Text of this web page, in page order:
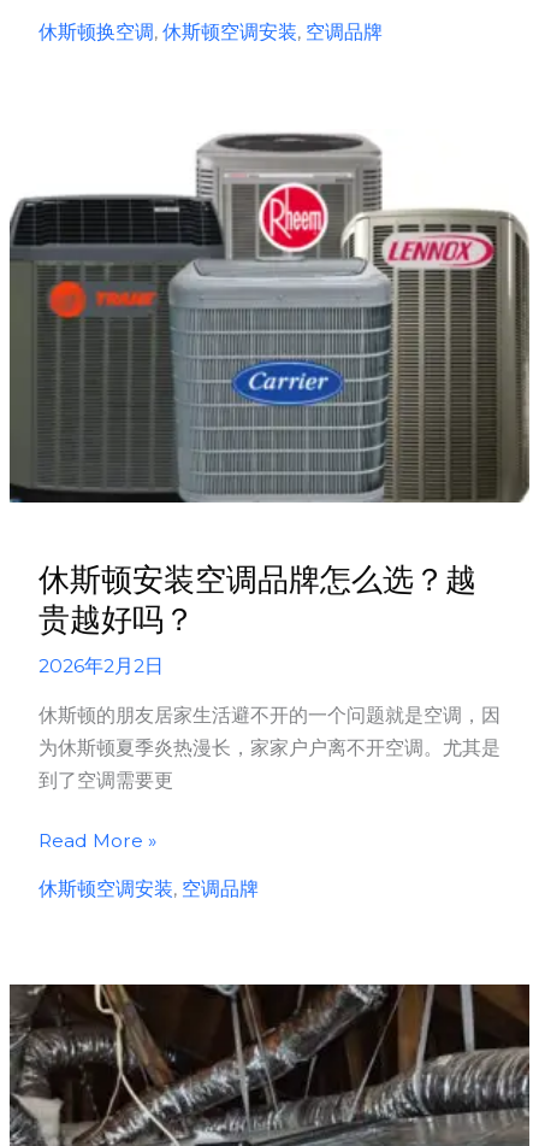
顿
与
选
购
全
4
坑，
夏
天
凉
又
省
钱
休斯顿换空调, 休斯顿空调安装, 空调品牌
休斯顿安装空调品牌怎么选？越
贵越好吗？
2026年2月2日
休斯顿的朋友居家生活避不开的一个问题就是空调，因
为休斯顿夏季炎热漫长，家家户户离不开空调。尤其是
到了空调需要更
休
顿
空
调
品
牌
怎
Read More »
休斯顿空调安装, 空调品牌